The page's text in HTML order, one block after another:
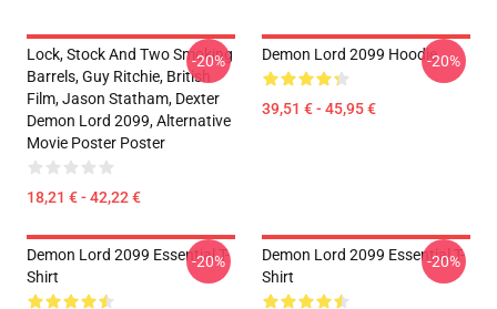
Lock, Stock And Two Smoking
Barrels, Guy Ritchie, British
Film, Jason Statham, Dexter
Demon Lord 2099, Alternative
Movie Poster Poster
18,21 € - 42,22 €
-20% Demon Lord 2099 Hoodie
39,51 € - 45,95 €
-20%
Demon Lord 2099 Essential T-
Shirt
-20%
Demon Lord 2099 Essential T-
Shirt
-20%